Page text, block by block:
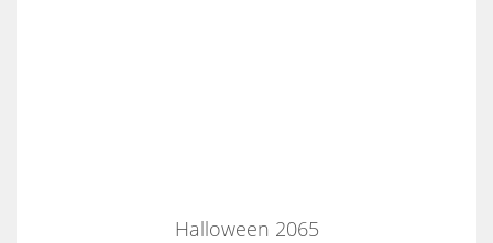
Halloween 2065